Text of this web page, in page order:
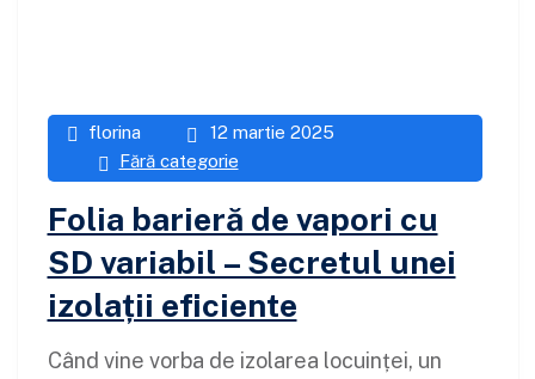
florina
12 martie 2025
Fără categorie
Folia barieră de vapori cu
SD variabil – Secretul unei
izolații eficiente
Când vine vorba de izolarea locuinței, un